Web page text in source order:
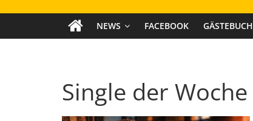
NEWS FACEBOOK GÄSTEBUCH
Single der Woche